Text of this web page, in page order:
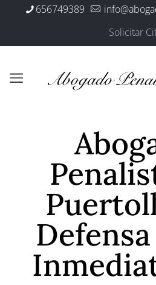
656749389
Solicitar